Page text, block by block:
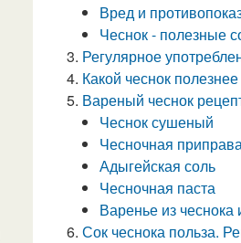
Вред и
Чеснок - полезные
Регулярное
Какой чеснок
Вареный чеснок
Чеснок сушеный
Чесночная
Адыгейская соль
Чесночная паста
Варенье из чеснока
Сок чеснока польза.